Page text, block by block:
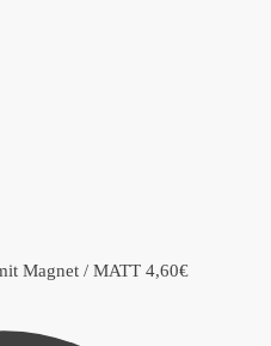
Magnet / MATT 4,60€